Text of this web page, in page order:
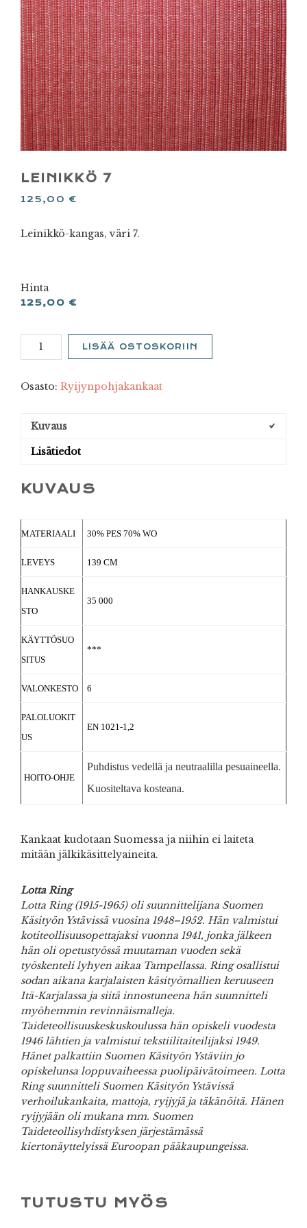
LEINIKKÖ 7
125,00 €
Leinikkö-kangas, väri 7.
Hinta
125,00 €
Leinikkö
LISÄÄ OSTOSKORIIN
Osasto: Ryijynpohjakankaat
Kuvaus
Lisätiedot
KUVAUS
MATERIAALI 30% PES 70% WO
LEVEYS 139 CM
HANKAUSKE
STO
35 000
KÄYTTÖSUO
SITUS
***
VALONKESTO 6
PALOLUOKIT
US
EN 1021-1,2
HOITO-OHJE
Puhdistus vedellä ja neutraalilla pesuaineella.
Kuositeltava kosteana.
Kankaat kudotaan Suomessa ja niihin ei laiteta
mitään jälkikäsittelyaineita.
Lotta Ring
Lotta Ring (1915-1965) oli suunnittelijana Suomen
Käsityön Ystävissä vuosina 1948–1952. Hän valmistui
kotiteollisuusopettajaksi vuonna 1941, jonka jälkeen
hän oli opetustyössä muutaman vuoden sekä
työskenteli lyhyen aikaa Tampellassa. Ring osallistui
sodan aikana karjalaisten käsityömallien keruuseen
Itä-Karjalassa ja siitä innostuneena hän suunnitteli
myöhemmin revinnäismalleja.
Taideteollisuuskeskuskoulussa hän opiskeli vuodesta
1946 lähtien ja valmistui tekstiilitaiteilijaksi 1949.
Hänet palkattiin Suomen Käsityön Ystäviin jo
opiskelunsa loppuvaiheessa puolipäivätoimeen. Lotta
Ring suunnitteli Suomen Käsityön Ystävissä
verhoilukankaita, mattoja, ryijyjä ja täkänöitä. Hänen
ryijyjään oli mukana mm. Suomen
Taideteollisyhdistyksen järjestämässä
kiertonäyttelyissä Euroopan pääkaupungeissa.
TUTUSTU MYÖS